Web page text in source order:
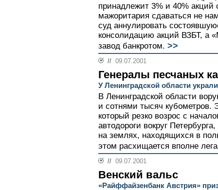
принадлежит 3% и 40% акций
мажоритария сдаваться не
суд аннулировать
консолидацию акций ВЗБТ, а
завод банкротом. >>
// 09.07.2001
Генералы песчаных
У Ленинградской области
В Ленинградской области
и сотнями тысяч кубометров.
который резко возрос с
автодороги вокруг
на землях, находящихся в
этом расхищается вполне
// 09.07.2001
Венский вальс
«Райффайзенбанк Австрия»